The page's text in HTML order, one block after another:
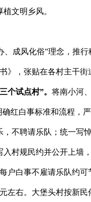
文明乡风。
成风化俗”理念，推行
》，张贴在各村主干
个试点村”。 将南小河
确红白事标准和流程，
不聘请乐队；统一写
村规民约并公开上墙
户白事不雇请乐队约可
左右。大堡头村按新